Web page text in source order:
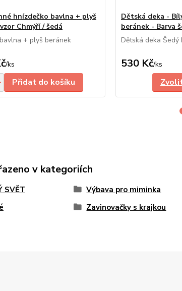
hnízdečko bavlna + plyš
Chmýří / šedá
+ plyš beránek
/ks
Přidat do košíku
Dětská deka -
beránek - Barva
Dětská deka
530 Kč/ks
v kategoriích
SVĚT Výbava pro miminka
Zavinovačky s krajkou